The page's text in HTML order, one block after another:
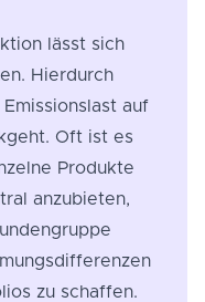
lässt sich
Hierdurch
auf
Oft ist es
Produkte
anzubieten,
zu schaffen.